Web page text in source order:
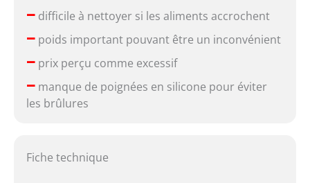
–difficile à nettoyer si les aliments accrochent
–poids important pouvant être un inconvénient
–prix perçu comme excessif
–manque de poignées en silicone pour éviter
les brûlures
Fiche technique